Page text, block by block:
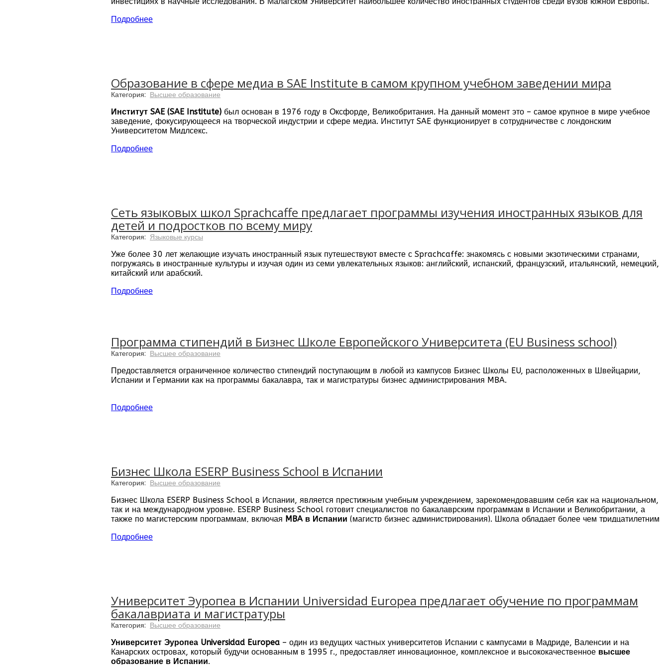
Расположение:
Подробнее
Образование в сфере медиа в SAE Institute в самом крупном учебном заведении мира
Категория: Высшее образование
Институт SAE (SAE Institute) был основан в 1976 году в Оксфорде, Великобритания. На данный момент это – самое крупное в мире учебное
заведение, фокусирующееся на творческой индустрии и сфере медиа. Институт SAE функционирует в сотрудничестве с лондонским
Университетом Мидлсекс.
Расположение: 56 кампусов в 26 странах на 5 континентах (включая Лондон, Берлин, Мюнхен, Париж, Барселона, Нью-Йорк, Лос-Анджелес)
Подробнее
Сеть языковых школ Sprachcaffe предлагает программы изучения иностранных языков для
детей и подростков по всему миру
Категория: Языковые курсы
Уже более 30 лет желающие изучать иностранный язык путешествуют вместе с Sprachcaffe: знакомясь с новыми экзотическими странами,
погружаясь в иностранные культуры и изучая один из семи увлекательных языков: английский, испанский, французский, итальянский, немецкий,
китайский или арабский.
Широкий выбор из 30 языковых школ в фантастических, избранных направлениях по всему миру - от впечатляющих мегаполисов до
языковые курсы и обучение при помощи общения способствуют быстрому учебному процессу, благодаря которому Вы сможете уверенно
применять полученные языковые знания во всех аспектах своей жизни.
Подробнее
Программа стипендий в Бизнес Школе Европейского Университета (EU Business school)
Категория: Высшее образование
Предоставляется ограниченное количество стипендий поступающим в любой из кампусов Бизнес Школы EU, расположенных в Швейцарии,
Испании и Германии как на программы бакалавра, так и магистратуры бизнес администрирования MBA.
Подробнее
Бизнес Школа ESERP Business School в Испании
Категория: Высшее образование
Бизнес Школа ESERP Business School в Испании, является престижным учебным учреждением, зарекомендовавшим себя как на национальном,
так и на международном уровне. ESERP Business School готовит специалистов по бакалаврским программам в Испании и Великобритании, а
также по магистерским программам, включая MBA в Испании (магистр бизнес администрирования). Школа обладает более чем тридцатилетним
Подробнее
Университет Эуропеа в Испании Universidad Europea предлагает обучение по программам
бакалавриата и магистратуры
Категория: Высшее образование
Университет Эуропеа Universidad Europea – один из ведущих частных университетов Испании с кампусами в Мадриде, Валенсии и на
Канарских островах, который будучи основанным в 1995 г., предоставляет инновационное, комплексное и высококачественное высшее
образование в Испании.